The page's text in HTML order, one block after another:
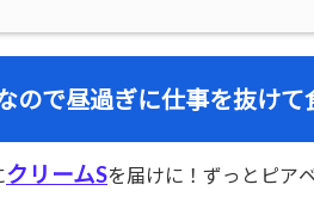
ので昼過ぎに仕事を抜けて
クリームSを届けに！ずっとピア